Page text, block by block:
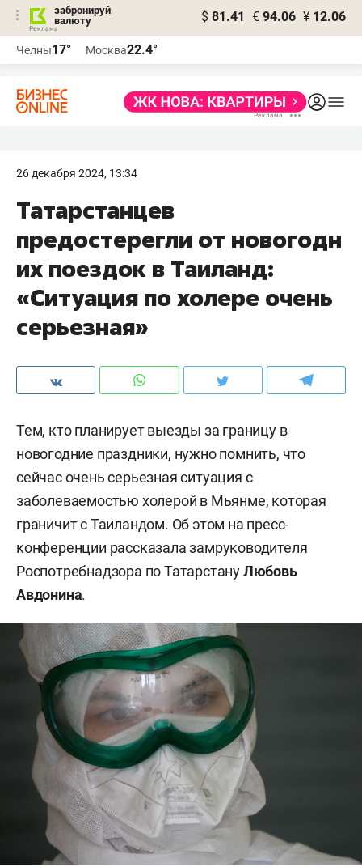
забронируй
валюту
$ 81.41 € 94.06 ¥ 12.06
Челны17° Москва22.4°
26 декабря 2024, 13:34
Татарстанцев
предостерегли от новогодн
их поездок в Таиланд:
«Ситуация по холере очень
серьезная»
Тем, кто планирует выезды за границу в
новогодние праздники, нужно помнить, что
сейчас очень серьезная ситуация с
заболеваемостью холерой в Мьянме, которая
граничит с Таиландом. Об этом на пресс-
конференции рассказала замруководителя
Роспотребнадзора по ТатарстануЛюбовь
Авдонина.